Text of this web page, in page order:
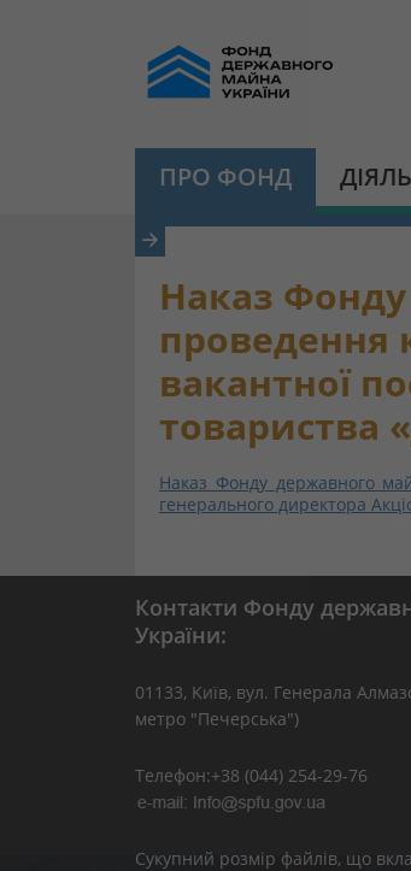
ПРО ФОНД
Наказ
проведення
вакантної
товариства
Наказ Фонду державного
генерального директора
Контакти Фонду
України:
01133, Kиїв, вул. Генерала
метро "Печерська")
Телефон:+38 (044) 254-29-76
Сукупний розмір файлів, що